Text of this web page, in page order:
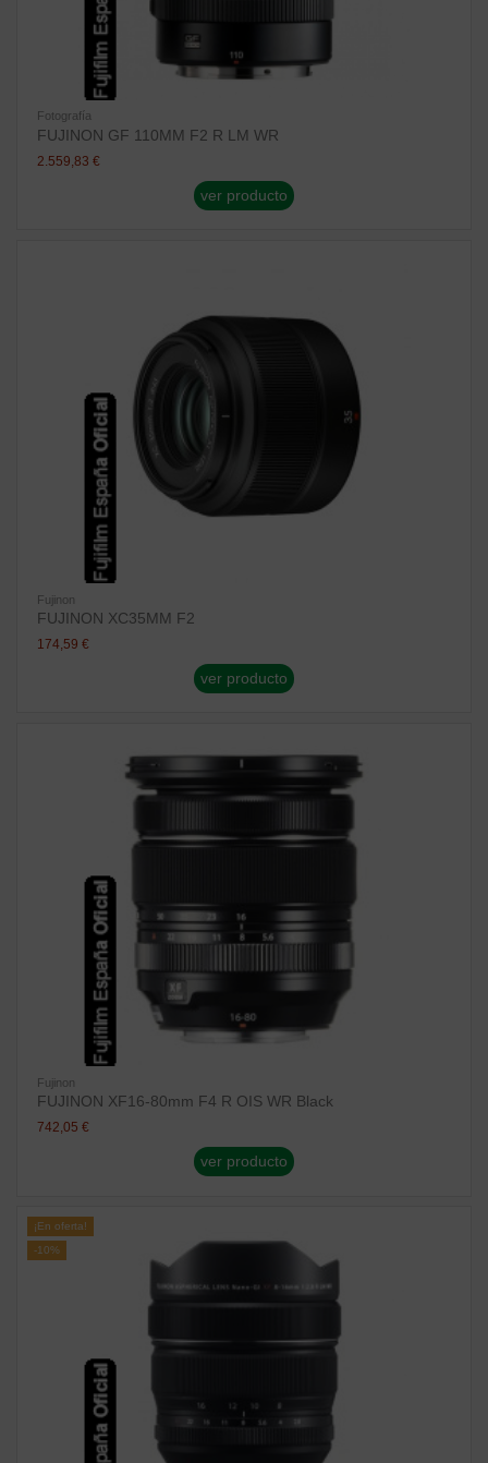
Fotografía
FUJINON GF 110MM F2 R LM WR
2.559,83 €
ver producto
Fujinon
FUJINON XC35MM F2
174,59 €
ver producto
Fujinon
FUJINON XF16-80mm F4 R OIS WR Black
742,05 €
ver producto
¡En oferta!
-10%